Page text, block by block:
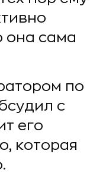
она сама
по
с
его
которая